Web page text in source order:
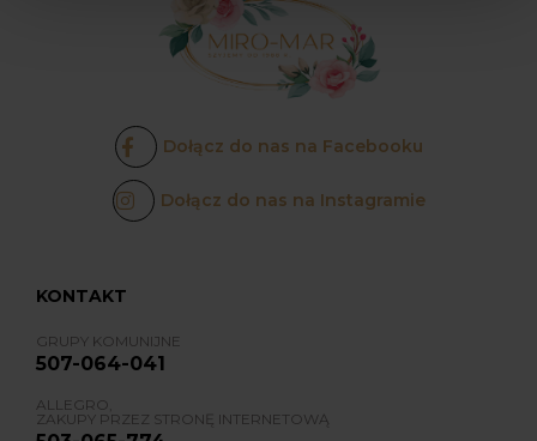
Dołącz do nas na Facebooku
Dołącz do nas na Instagramie
KONTAKT
GRUPY KOMUNIJNE
507-064-041
ALLEGRO,
ZAKUPY PRZEZ STRONĘ INTERNETOWĄ